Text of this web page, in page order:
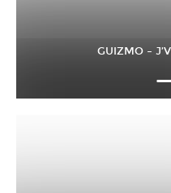
GUIZMO –